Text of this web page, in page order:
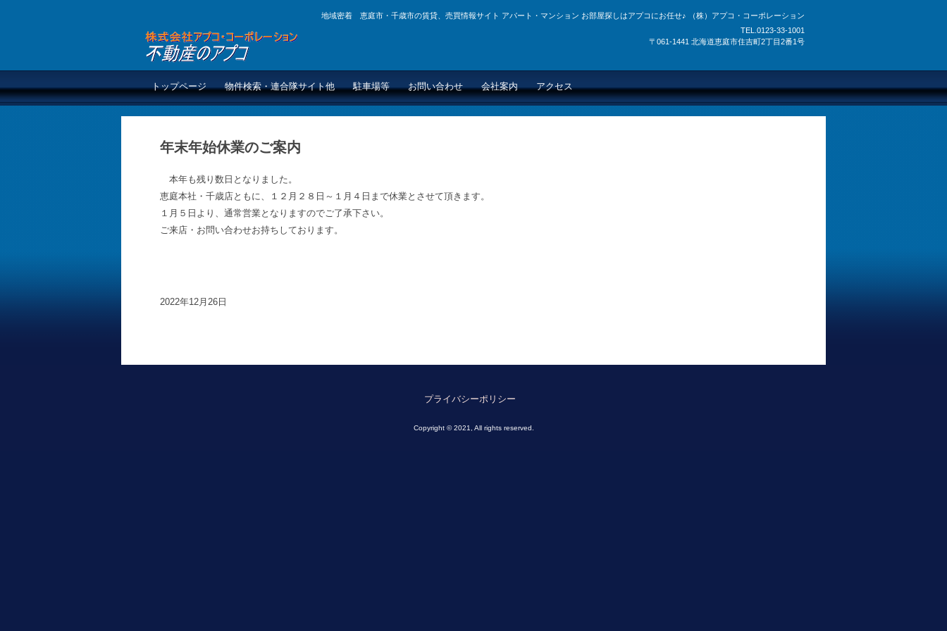
地域密着 恵庭市・千歳市の賃貸、売買情報サイト アパート・マンション お部屋探しはアプコにお任せ♪ （株）アプコ・コーポレーション
TEL.0123-33-1001
〒061-1441 北海道恵庭市住吉町2丁目2番1号
トップページ 物件検索・連合隊サイト他 駐車場等 お問い合わせ 会社案内 アクセス
年末年始休業のご案内
本年も残り数日となりました。
恵庭本社・千歳店ともに、１２月２８日～１月４日まで休業とさせて頂きます。
１月５日より、通常営業となりますのでご了承下さい。
ご来店・お問い合わせお持ちしております。
2022年12月26日
プライバシーポリシー
Copyright © 2021, All rights reserved.